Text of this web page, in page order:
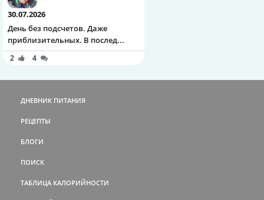
30.07.2026
День без подсчетов. Даже
приблизительных. В послед...
2 4
ДНЕВНИК ПИТАНИЯ
РЕЦЕПТЫ
БЛОГИ
ПОИСК
ТАБЛИЦА КАЛОРИЙНОСТИ